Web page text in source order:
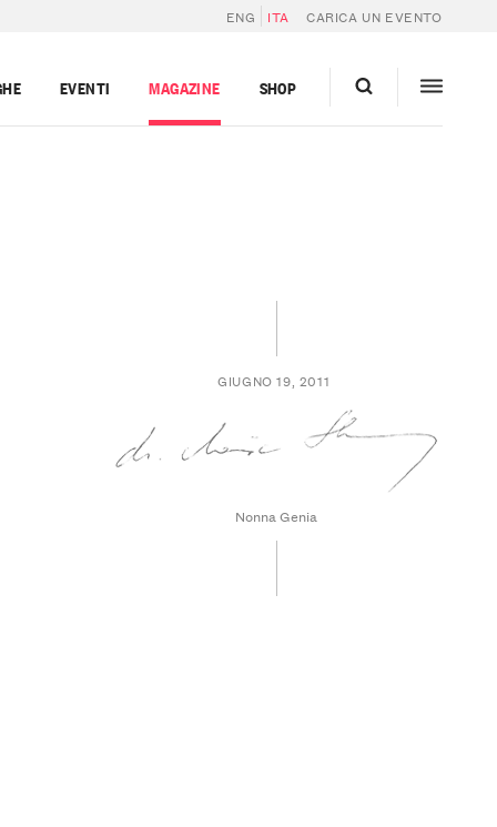
ENG ITA CARICA UN EVENTO
EVENTI MAGAZINE SHOP
GIUGNO 19, 2011
Nonna Genia